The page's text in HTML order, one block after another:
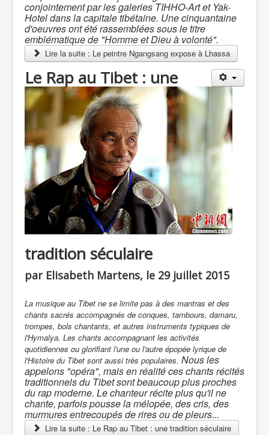
conjointement par les galeries TIHHO-Art et Yak-
Hotel dans la capitale tibétaine. Une cinquantaine
d'oeuvres ont été rassemblées sous le titre
emblématique de "Homme et Dieu à volonté".
Lire la suite : Le peintre Ngangsang expose à Lhassa
Le Rap au Tibet : une
tradition séculaire
par Elisabeth Martens, le 29 juillet 2015
La musique au Tibet ne se limite pas à des mantras et des
chants sacrés accompagnés de conques, tambours, damaru,
trompes, bols chantants, et autres instruments typiques de
l'Hymalya. Les chants accompagnant les activités
quotidiennes ou glorifiant l'une ou l'autre épopée lyrique de
l'Histoire du Tibet sont aussi très populaires. Nous les
appelons "opéra", mais en réalité ces chants récités
traditionnels du Tibet sont beaucoup plus proches
du rap moderne. Le chanteur récite plus qu'il ne
chante, parfois pousse la mélopée, des cris, des
murmures entrecoupés de rires ou de pleurs...
Lire la suite : Le Rap au Tibet : une tradition séculaire